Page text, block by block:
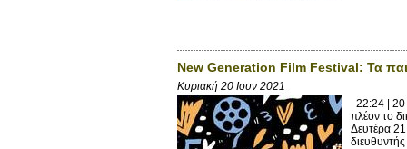
New Generation Film Festival: Τα
Κυριακή 20 Ιουν 2021
22:24 | 20
πλέον το
Δευτέρα 21